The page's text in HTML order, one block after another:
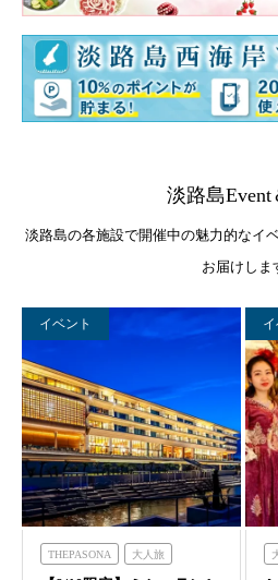
淡路島Event
淡路島の各施設で開催中の魅力的なイ
お届けしま
イベント
THEPASONA 大人旅